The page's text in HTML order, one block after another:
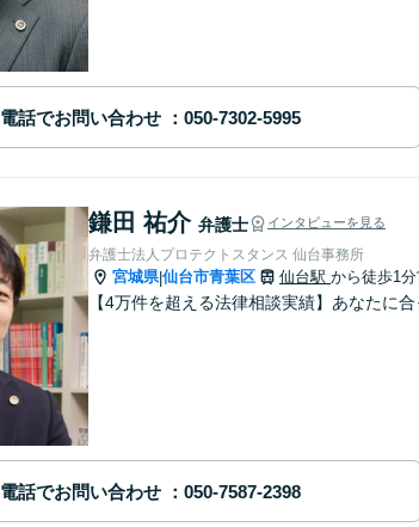
電話でお問い合わせ
鎌田 祐介 弁護士 インタビューを見る
弁護士法人プロテクトスタンス 仙台事務所
宮城県|仙台市青葉区 仙台駅 から徒歩1分
【4万件を超える法律相談実績】あなたに
電話でお問い合わせ